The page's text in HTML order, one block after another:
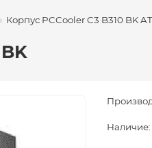
Корпус PCCooler C3 B310 BK